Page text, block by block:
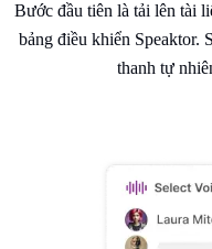
Bước đầu tiên là tải lên tài
bảng điều khiển Speaktor.
thanh tự